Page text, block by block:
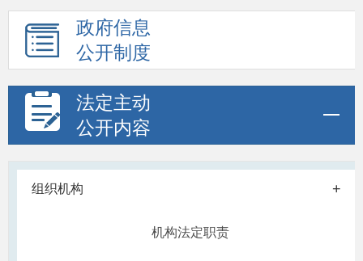
政府信息
公开制度
法定主动
公开内容
组织机构 +
机构法定职责